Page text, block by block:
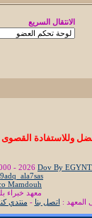
الانتقال السريع
وللاستفادة
- 2026 Dov By
9adq_ala7sas
Mamdouh
معهد خبراء
المعهد : اتصل بنا - منتدي